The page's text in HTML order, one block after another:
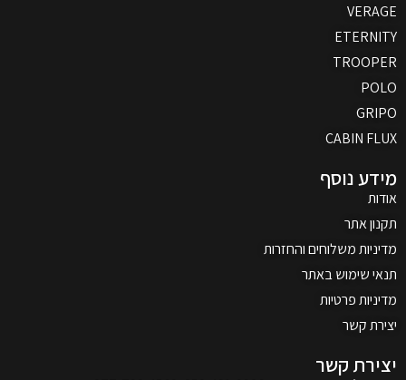
VERAGE
ETERNITY
TROOPER
POLO
GRIPO
CABIN FLUX
מידע נוסף
אודות
תקנון אתר
מדיניות משלוחים והחזרות
תנאי שימוש באתר
מדיניות פרטיות
יצירת קשר
יצירת קשר